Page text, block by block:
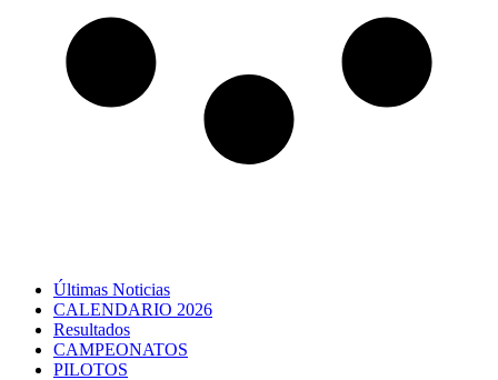
Últimas Noticias
CALENDARIO 2026
Resultados
CAMPEONATOS
PILOTOS